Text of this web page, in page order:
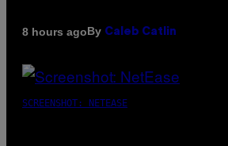
8 hours agoBy Caleb Catlin
SCREENSHOT: NETEASE